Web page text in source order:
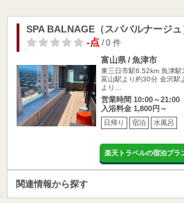
SPA BALNAGE（スパバルナージュ
-点/ 0 件
富山県 / 魚津市
東三日市駅6.52km 魚津駅
富山駅より約30分 金沢駅
より…
営業時間 10:00～21:00
入浴料金 1,800円～
日帰り 宿泊 水風呂
楽天トラベルの宿泊プラ
関連情報から探す